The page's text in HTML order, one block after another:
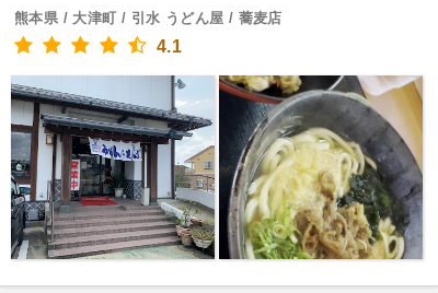
熊本県 / 大津町 / 引水 うどん屋 / 蕎麦店
4.1